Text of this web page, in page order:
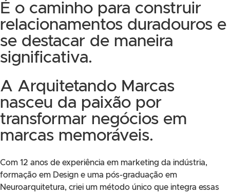
É o caminho para construir
relacionamentos duradouros e
se destacar de maneira
significativa.
A Arquitetando Marcas
nasceu da paixão por
transformar negócios em
marcas memoráveis.
Com 12 anos de experiência em marketing da indústria,
formação em Design e uma pós-graduação em
Neuroarquitetura, criei um método único que integra essas